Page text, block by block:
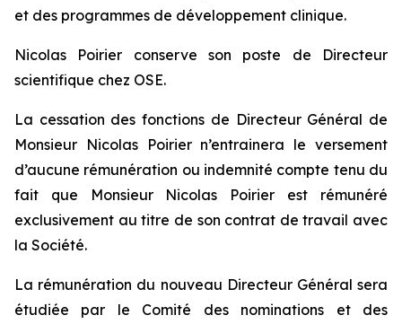
et des programmes de développement clinique.
Nicolas Poirier conserve son poste de Directeur
scientifique chez OSE.
La cessation des fonctions de Directeur Général de
Monsieur Nicolas Poirier n’entrainera le versement
d’aucune rémunération ou indemnité compte tenu du
fait que Monsieur Nicolas Poirier est rémunéré
exclusivement au titre de son contrat de travail avec
la Société.
La rémunération du nouveau Directeur Général sera
étudiée par le Comité des nominations et des